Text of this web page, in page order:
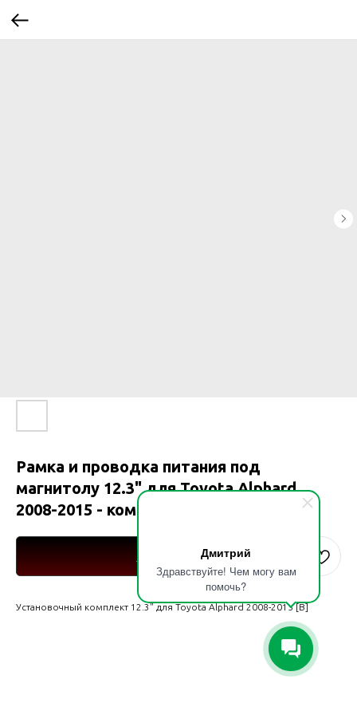
Дмитрий
Здравствуйте! Чем могу вам
помочь?
Рамка и проводка питания под
магнитолу 12.3" для Toyota Alphard
2008-2015 - комплектация [B]
Установочный комплект 12.3" для Toyota Alphard 2008-2015 [B]